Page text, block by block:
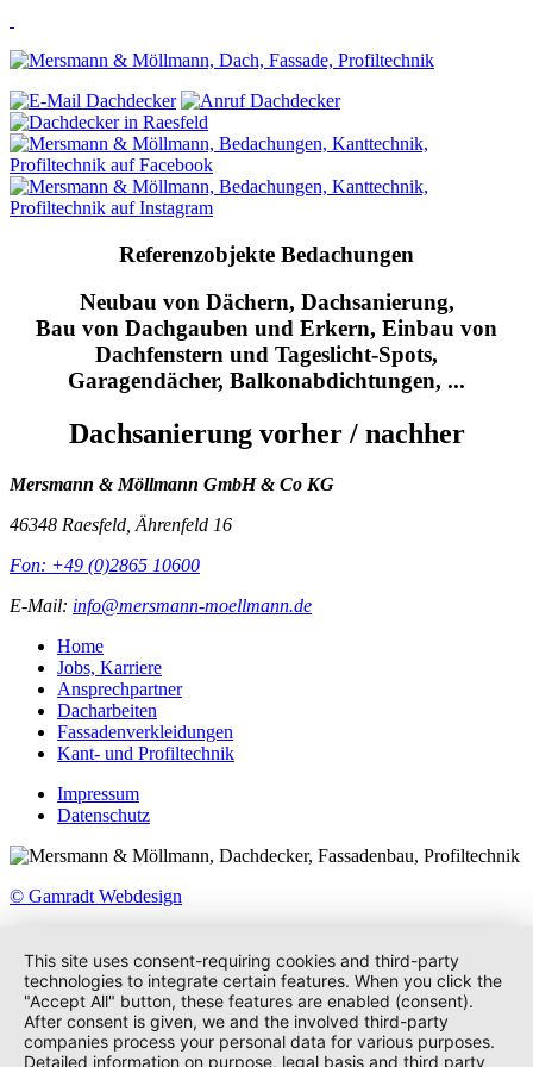
Referenzobjekte Bedachungen
Neubau von Dächern, Dachsanierung,
Bau von Dachgauben und Erkern, Einbau von
Dachfenstern und Tageslicht-Spots,
Garagendächer, Balkonabdichtungen, ...
Dachsanierung vorher / nachher
Mersmann & Möllmann GmbH & Co KG
46348 Raesfeld, Ährenfeld 16
Fon: +49 (0)2865 10600
E-Mail: info@mersmann-moellmann.de
Home
Jobs, Karriere
Ansprechpartner
Dacharbeiten
Fassadenverkleidungen
Kant- und Profiltechnik
Impressum
Datenschutz
© Gamradt Webdesign
This site uses consent-requiring cookies and third-party
technologies to integrate certain features. When you click the
"Accept All" button, these features are enabled (consent).
After consent is given, we and the involved third-party
companies process your personal data for various purposes.
Detailed information on purpose, legal basis and third party